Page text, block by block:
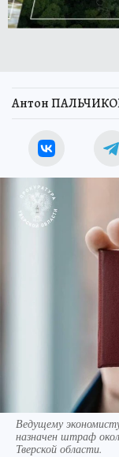
Антон
Ведущему
назначен штраф
Тверской области.